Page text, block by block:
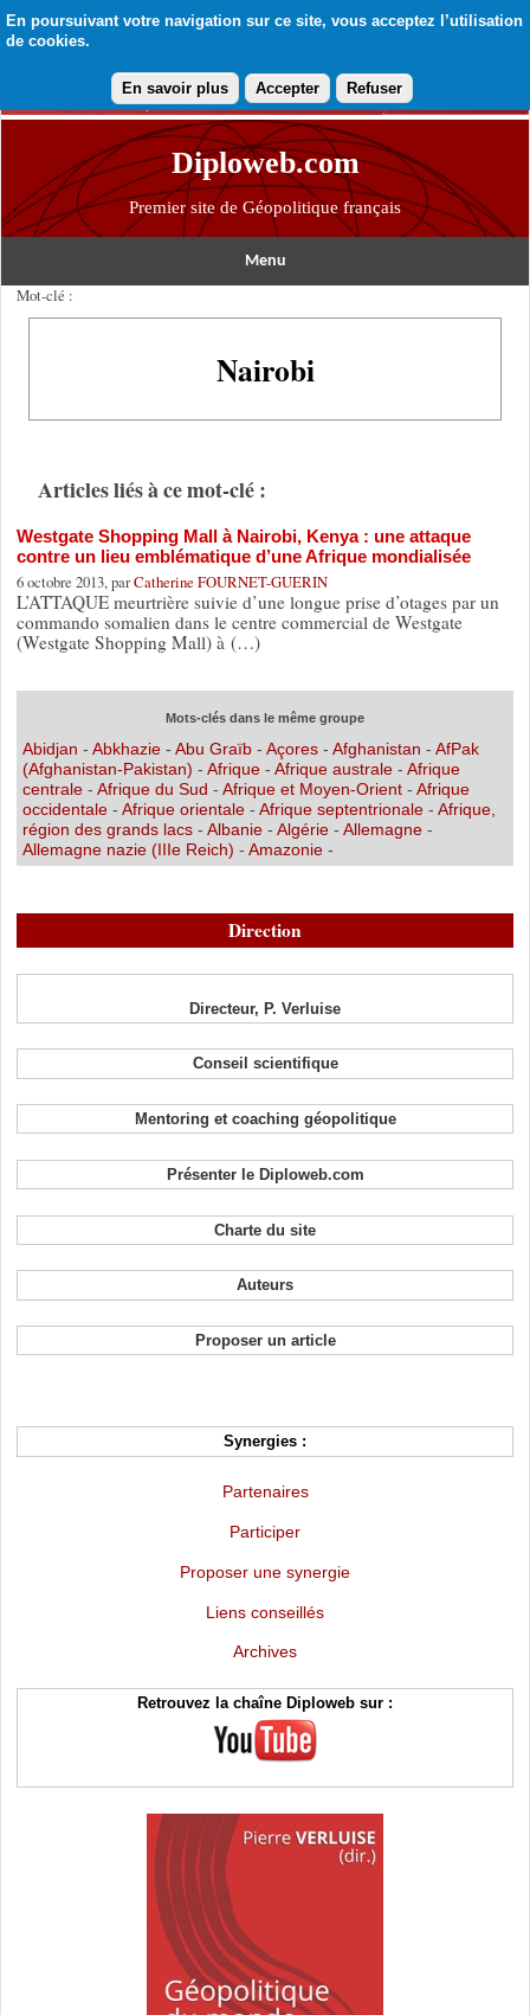
En poursuivant votre navigation sur ce site, vous acceptez l’utilisation
de cookies.
En savoir plus Accepter Refuser
Diploweb.com
Premier site de Géopolitique français
Menu
Mot-clé :
Nairobi
Articles liés à ce mot-clé :
Westgate Shopping Mall à Nairobi, Kenya : une attaque
contre un lieu emblématique d’une Afrique mondialisée
6 octobre 2013, parCatherine FOURNET-GUERIN
L’ATTAQUE meurtrière suivie d’une longue prise d’otages par un
commando somalien dans le centre commercial de Westgate
(Westgate Shopping Mall) à (…)
Mots-clés dans le même groupe
Abidjan - Abkhazie- Abu Graïb- Açores- Afghanistan - AfPak
(Afghanistan-Pakistan) - Afrique- Afrique australe- Afrique
centrale - Afrique du Sud - Afrique et Moyen-Orient - Afrique
occidentale - Afrique orientale - Afrique septentrionale - Afrique,
région des grands lacs- Albanie - Algérie - Allemagne -
Allemagne nazie (IIIe Reich) - Amazonie-
Direction
Directeur, P. Verluise
Conseil scientifique
Mentoring et coaching géopolitique
Présenter le Diploweb.com
Charte du site
Auteurs
Proposer un article
Synergies :
Partenaires
Participer
Proposer une synergie
Liens conseillés
Archives
Retrouvez la chaîne Diploweb sur :